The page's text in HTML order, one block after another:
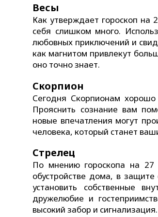
Весы
Как утверждает гороскоп на
себя слишком много.
любовных приключений и
как магнитом привлекут
оно точно знает.
Скорпион
Сегодня Скорпионам хорошо
Прояснить сознание вам
новые впечатления могут
человека, который станет
Стрелец
По мнению гороскопа на 27
обустройстве дома, в
установить собственные
дружелюбие и
высокий забор и